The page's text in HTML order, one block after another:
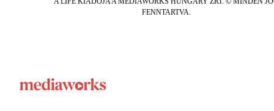
FENNTARTVA.